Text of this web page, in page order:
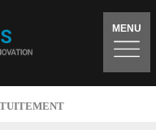
MENU